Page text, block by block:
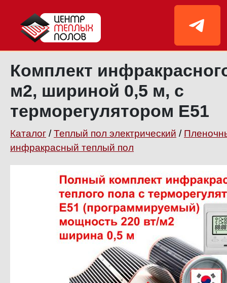
Комплект
м2, шириной 0,5 м, с
терморегулятором Е51
Каталог /Теплый пол электрический /
инфракрасный теплый пол